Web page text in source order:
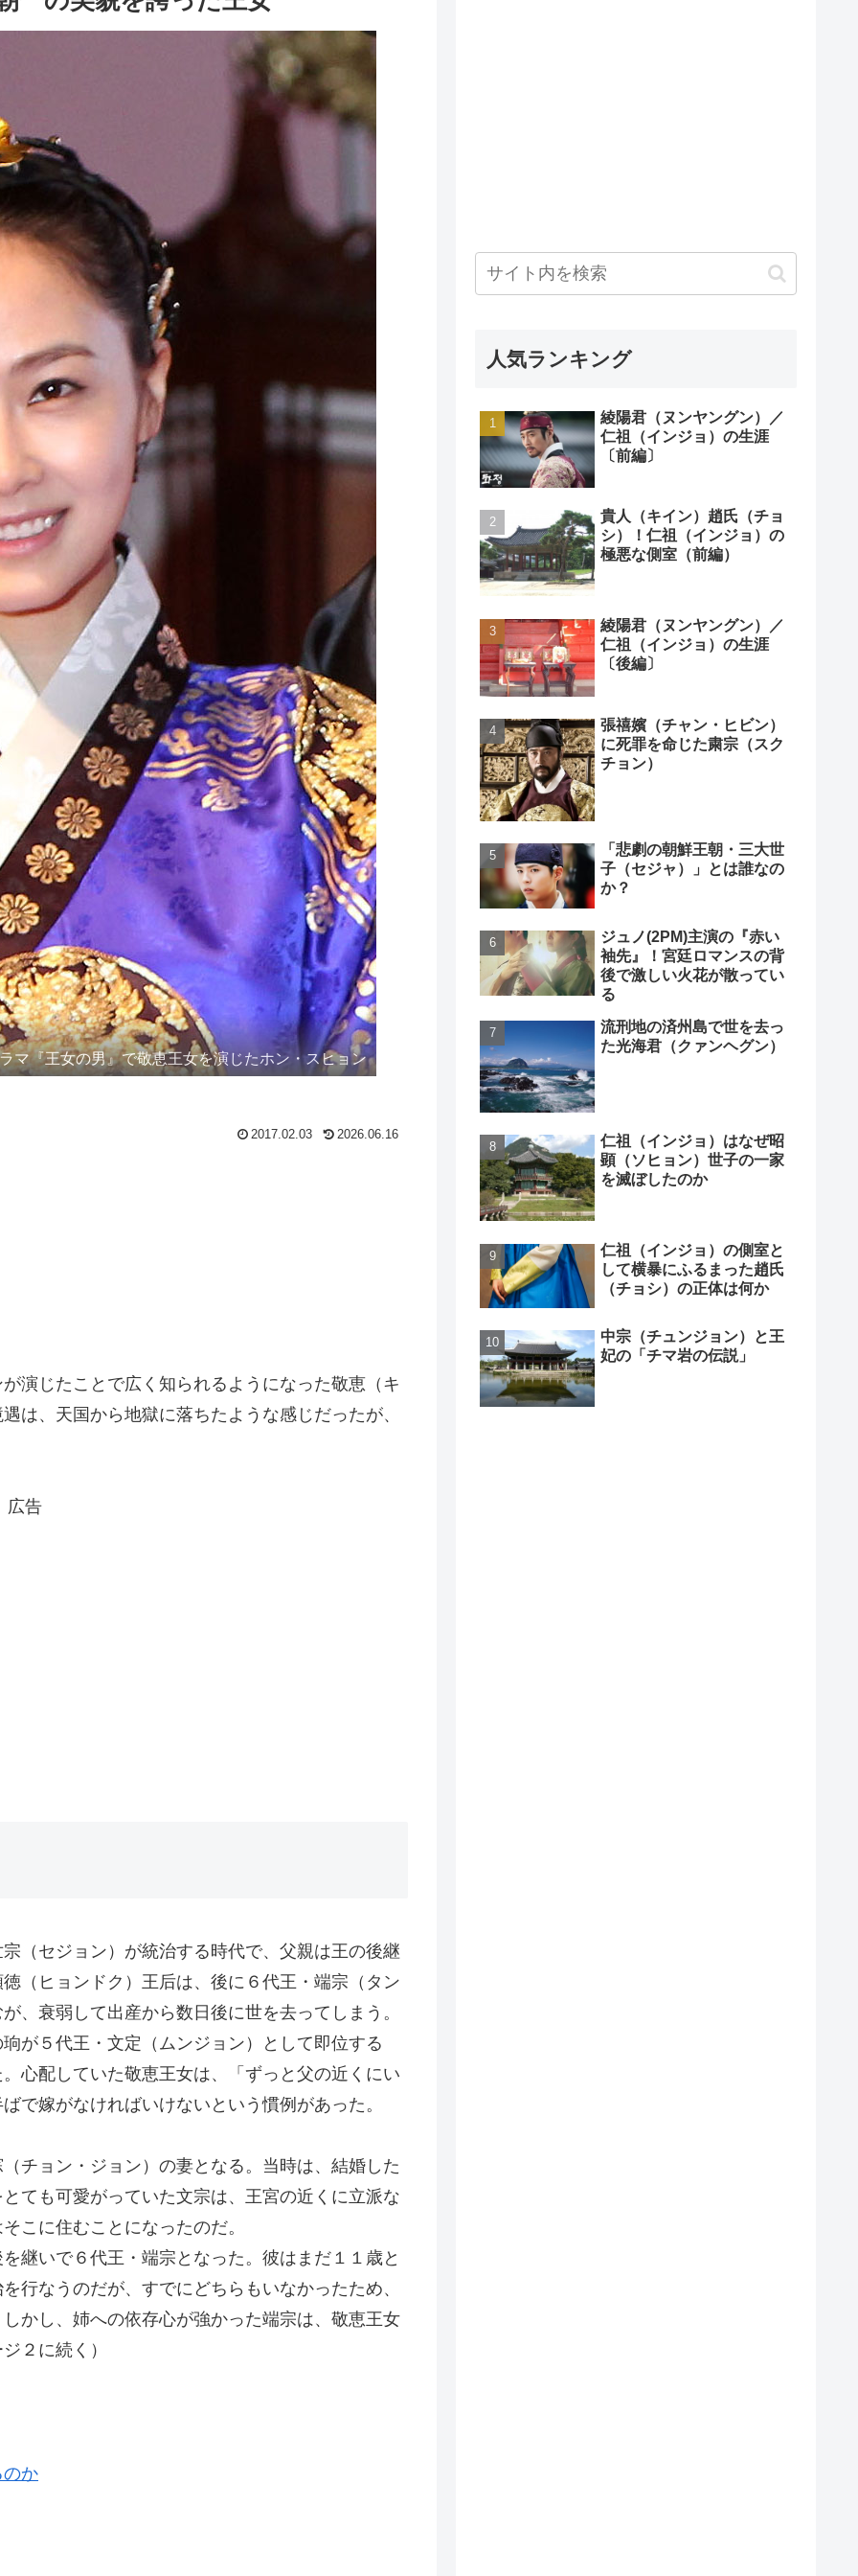
マ『王女の男』で敬恵王女を演じたホン・スヒョン
2017.02.03 2026.06.16
演じたことで広く知られるようになった敬恵（キ
は、天国から地獄に落ちたような感じだったが、
広告
（セジョン）が統治する時代で、父親は王の後継
（ヒョンドク）王后は、後に６代王・端宗（タン
、衰弱して出産から数日後に世を去ってしまう。
が５代王・文定（ムンジョン）として即位する
心配していた敬恵王女は、「ずっと父の近くにい
で嫁がなければいけないという慣例があった。
チョン・ジョン）の妻となる。当時は、結婚した
ても可愛がっていた文宗は、王宮の近くに立派な
こに住むことになったのだ。
継いで６代王・端宗となった。彼はまだ１１歳と
行なうのだが、すでにどちらもいなかったため、
かし、姉への依存心が強かった端宗は、敬恵王女
２に続く）
のか
人気ランキング
綾陽君（ヌンヤングン）／
仁祖（インジョ）の生涯
〔前編〕
貴人（キイン）趙氏（チョ
シ）！仁祖（インジョ）の
極悪な側室（前編）
綾陽君（ヌンヤングン）／
仁祖（インジョ）の生涯
〔後編〕
張禧嬪（チャン・ヒビン）
に死罪を命じた粛宗（スク
チョン）
「悲劇の朝鮮王朝・三大世
子（セジャ）」とは誰なの
か？
ジュノ(2PM)主演の『赤い
袖先』！宮廷ロマンスの背
後で激しい火花が散ってい
る
流刑地の済州島で世を去っ
た光海君（クァンヘグン）
仁祖（インジョ）はなぜ昭
顕（ソヒョン）世子の一家
を滅ぼしたのか
仁祖（インジョ）の側室と
して横暴にふるまった趙氏
（チョシ）の正体は何か
中宗（チュンジョン）と王
妃の「チマ岩の伝説」